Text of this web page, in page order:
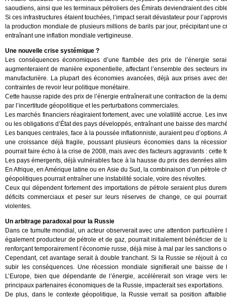
saoudiens, ainsi que les terminaux pétroliers des Émirats deviendraient des
Si ces infrastructures étaient touchées, l’impact serait dévastateur pour
la production mondiale de plusieurs millions de barils par jour, précipitant
entraînant une inflation mondiale vertigineuse.
Une nouvelle crise systémique ?
Les conséquences économiques d’une flambée des prix de l’énergie
augmenteraient de manière exponentielle, affectant l’ensemble des secteurs
manufacturière. La plupart des économies avancées, déjà aux prises avec
contraintes de revoir leur politique monétaire.
Cette hausse rapide des prix de l’énergie entraînerait une contraction de la
par l’incertitude géopolitique et les perturbations commerciales.
Les marchés financiers réagiraient fortement, avec une volatilité accrue. Les
ou les obligations d’État des pays développés, entraînant une baisse des
Les banques centrales, face à la poussée inflationniste, auraient peu d’options.
une croissance déjà fragile, poussant plusieurs économies dans la
pourrait faire écho à la crise de 2008, mais avec des facteurs aggravants :
Les pays émergents, déjà vulnérables face à la hausse du prix des denrées
En Afrique, en Amérique latine ou en Asie du Sud, la combinaison d’un pétrole
géopolitiques pourrait entraîner une instabilité sociale, voire des révoltes.
Ceux qui dépendent fortement des importations de pétrole seraient plus
déficits commerciaux et peser sur leurs réserves de change, ce qui
violentes.
Un arbitrage paradoxal pour la Russie
Dans ce tumulte mondial, un acteur observerait avec une attention
également producteur de pétrole et de gaz, pourrait initialement bénéficier
renforçant temporairement l’économie russe, déjà mise à mal par les sanctions
Cependant, cet avantage serait à double tranchant. Si la Russie se réjouit à
subir les conséquences. Une récession mondiale signifierait une baisse
L’Europe, bien que dépendante de l’énergie, accélérerait son virage vers
principaux partenaires économiques de la Russie, impacterait ses exportations.
De plus, dans le contexte géopolitique, la Russie verrait sa position